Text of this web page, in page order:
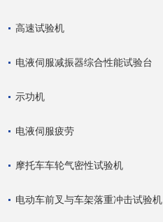
高速试验机
电液伺服减振器综合性能试验台
示功机
电液伺服疲劳
摩托车车轮气密性试验机
电动车前叉与车架落重冲击试验机